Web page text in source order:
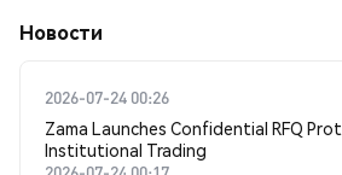
Новости
2026-07-24 00:26
Zama Launches Confidential RFQ
Institutional Trading